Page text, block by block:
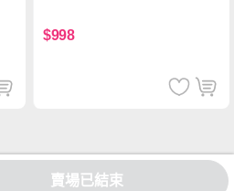
吸充吹抽四合一 除塵 抽真空 車
家兩用
$998
賣場已結束